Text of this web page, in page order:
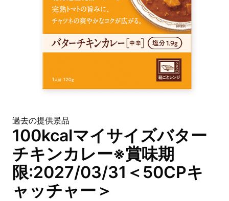
過去の提供景品
100kcalマイサイズバター
チキンカレー※賞味期
限:2027/03/31＜50CPキ
ャッチャー＞